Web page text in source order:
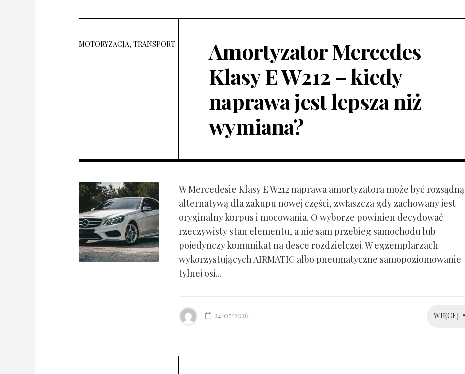
MOTORYZACJA, TRANSPORT
Amortyzator Mercedes
Klasy E W212 – kiedy
naprawa jest lepsza niż
wymiana?
W Mercedesie Klasy E W212 naprawa amortyzatora może być rozsądną
alternatywą dla zakupu nowej części, zwłaszcza gdy zachowany jest
oryginalny korpus i mocowania. O wyborze powinien decydować
rzeczywisty stan elementu, a nie sam przebieg samochodu lub
pojedynczy komunikat na desce rozdzielczej. W egzemplarzach
wykorzystujących AIRMATIC albo pneumatyczne samopoziomowanie
tylnej osi...
WIĘCEJ
24/07/2026